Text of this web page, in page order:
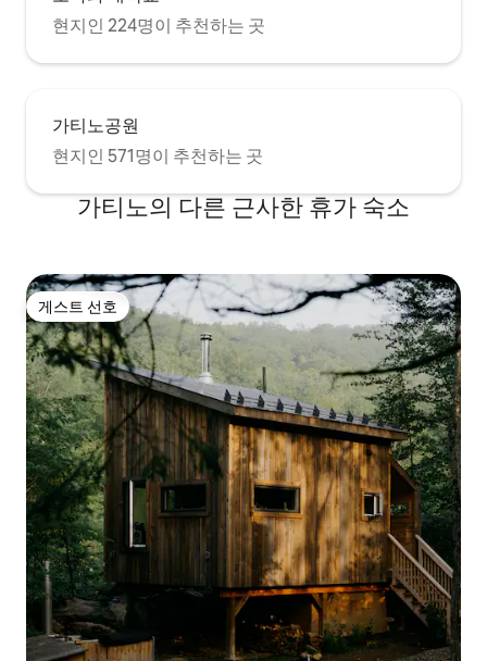
현지인 224명이 추천하는 곳
가티노공원
현지인 571명이 추천하는 곳
가티노의 다른 근사한 휴가 숙소
게스트 선호
게스트 선호